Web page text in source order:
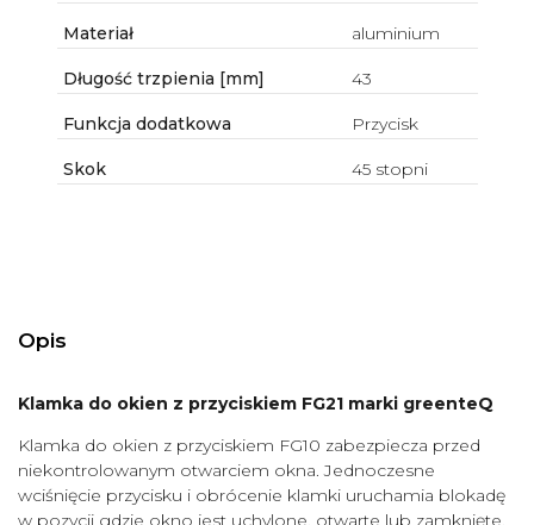
Materiał aluminium
Długość trzpienia [mm] 43
Funkcja dodatkowa Przycisk
Skok 45 stopni
Opis
Klamka do okien z przyciskiem FG21 marki greenteQ
Klamka do okien z przyciskiem FG10 zabezpiecza przed
niekontrolowanym otwarciem okna. Jednoczesne
wciśnięcie przycisku i obrócenie klamki uruchamia blokadę
w pozycji gdzie okno jest uchylone, otwarte lub zamknięte.